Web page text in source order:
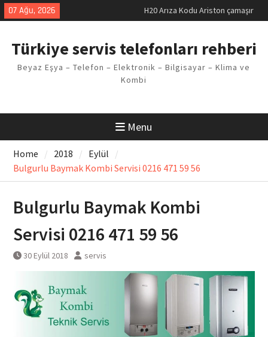
Skip
to
07 Ağu, 2026
H20 Arıza Kodu Ariston çamaşır
makinesi Sorunu
Arçelik buzdolabı F5 Hatası
Vaillant çamaşır makinesi E03
Arıza Kodu
Türkiye servis telefonları rehberi
Beyaz Eşya – Telefon – Elektronik – Bilgisayar – Klima ve
Kombi
Menu
Home 2018
Eylül
Bulgurlu Baymak Kombi Servisi 0216 471 59 56
Bulgurlu Baymak Kombi
Servisi 0216 471 59 56
30 Eylül 2018 servis